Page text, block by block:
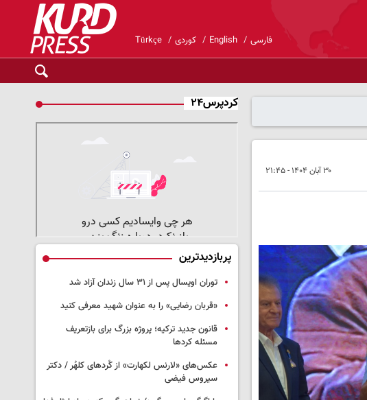
فارسی English کوردی Türkçe
۳۰ آبان ۱۴۰۴ - ۲۱:۴۵
کردپرس۲۴
پربازدیدترین
توران اویسال پس از ۳۱ سال زندان آزاد شد
«قربان رضایی» را به عنوان شهید معرفی کنید
قانون جدید ترکیه؛ پروژه بزرگ‌ برای بازتعریف
مسئله کردها
عکس‌های «لارنس لکهارت» از کُردهای کلهُر / دکتر
سیروس فیضی